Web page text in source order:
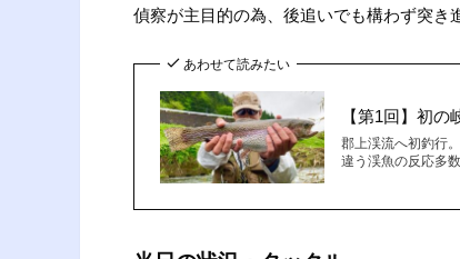
偵察が主目的の為、後追いでも構わず突き
あわせて読みたい
【第1回】初
郡上渓流へ初釣行
違う渓魚の反応多